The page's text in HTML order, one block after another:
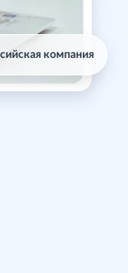
компания